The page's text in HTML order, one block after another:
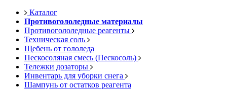
Каталог
Противогололедные материалы
Противогололедные реагенты
Техническая соль
Щебень от гололеда
Пескосоляная смесь (Пескосоль)
Тележки дозаторы
Инвентарь для уборки снега
Шампунь от остатков реагента